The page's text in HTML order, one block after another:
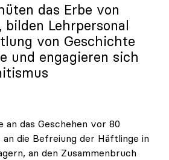
das Erbe von
bilden Lehrpersonal
von Geschichte
und engagieren sich
an das Geschehen vor 80
die Befreiung der Häftlinge in
an den Zusammenbruch